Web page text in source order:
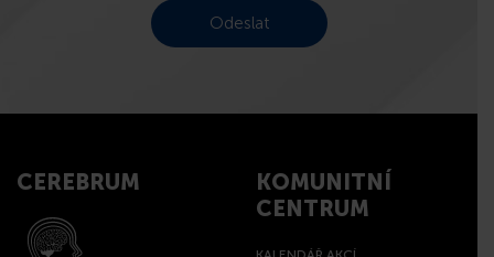
CEREBRUM
KOMUNITNÍ
CENTRUM